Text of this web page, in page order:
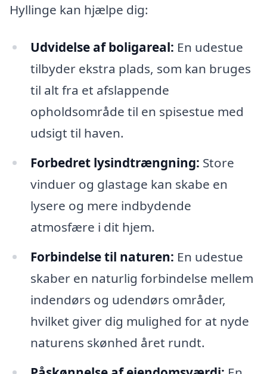
Hyllinge kan hjælpe dig:
Udvidelse af boligareal: En udestue
tilbyder ekstra plads, som kan bruges
til alt fra et afslappende
opholdsområde til en spisestue med
udsigt til haven.
Forbedret lysindtrængning: Store
vinduer og glastage kan skabe en
lysere og mere indbydende
atmosfære i dit hjem.
Forbindelse til naturen: En udestue
skaber en naturlig forbindelse mellem
indendørs og udendørs områder,
hvilket giver dig mulighed for at nyde
naturens skønhed året rundt.